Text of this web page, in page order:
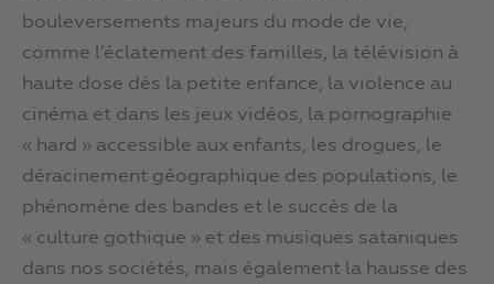
bouleversements majeurs du mode de vie,
comme l’éclatement des familles, la télévision à
haute dose dès la petite enfance, la violence au
cinéma et dans les jeux vidéos, la pornographie
« hard » accessible aux enfants, les drogues, le
déracinement géographique des populations, le
phénomène des bandes et le succès de la
« culture gothique » et des musiques sataniques
dans nos sociétés, mais également la hausse des